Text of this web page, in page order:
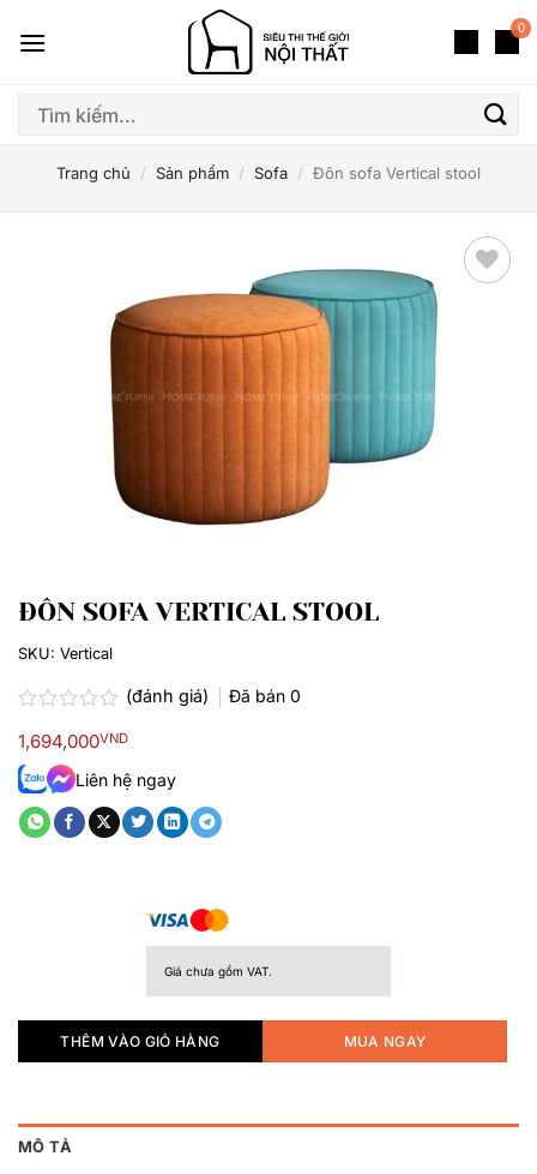
qua
dung
0
Tìm
Trang chủ / Sản phẩm / Sofa / Đôn sofa Vertical stool
ĐÔN SOFA VERTICAL STOOL
xếp
hạng
0.0
sao
(đánh giá) Đã bán 0
1,694,000VND
Liên hệ ngay
Giá chưa gồm VAT.
THÊM VÀO GIỎ HÀNG MUA NGAY
SKU: Vertical
MÔ TẢ